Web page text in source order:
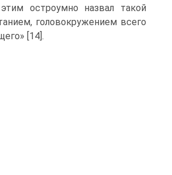
остроумно назвал такой
головокружением всего
[14].